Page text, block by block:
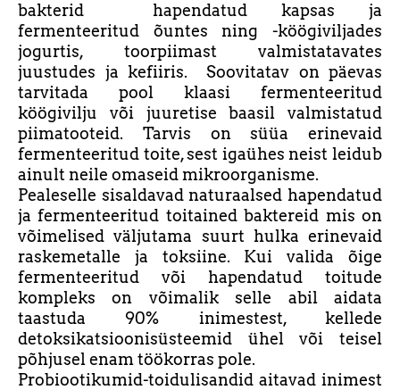
bakterid hapendatud kapsas ja
fermenteeritud õuntes ning -köögiviljades
jogurtis, toorpiimast valmistatavates
juustudes ja kefiiris. Soovitatav on päevas
tarvitada pool klaasi fermenteeritud
köögivilju või juuretise baasil valmistatud
piimatooteid. Tarvis on süüa erinevaid
fermenteeritud toite, sest igaühes neist leidub
ainult neile omaseid mikroorganisme.
Pealeselle sisaldavad naturaalsed hapendatud
ja fermenteeritud toitained baktereid mis on
võimelised väljutama suurt hulka erinevaid
raskemetalle ja toksiine. Kui valida õige
fermenteeritud või hapendatud toitude
kompleks on võimalik selle abil aidata
taastuda 90% inimestest, kellede
detoksikatsioonisüsteemid ühel või teisel
põhjusel enam töökorras pole.
Probiootikumid-toidulisandid aitavad inimest